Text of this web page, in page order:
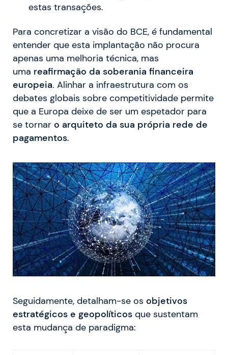
estas transações.
Para concretizar a visão do BCE, é fundamental
entender que esta implantação não procura
apenas uma melhoria técnica, mas
uma reafirmação da soberania financeira
europeia. Alinhar a infraestrutura com os
debates globais sobre competitividade permite
que a Europa deixe de ser um espetador para
se tornar o arquiteto da sua própria rede de
pagamentos.
Seguidamente, detalham-se os objetivos
estratégicos e geopolíticos que sustentam
esta mudança de paradigma: